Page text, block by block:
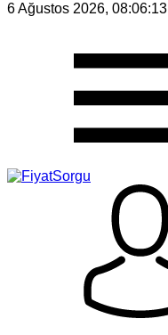
6 Ağustos 2026, 08:06:13